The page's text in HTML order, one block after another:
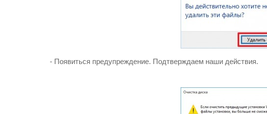
- Появиться предупреждение. Подтверждаем наши действия.